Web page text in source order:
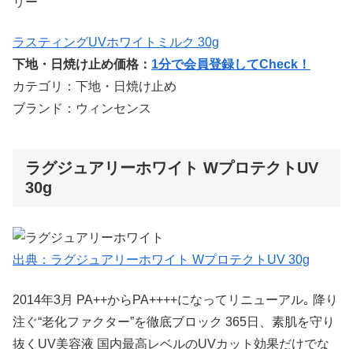
ラスティングUVホワイトミルク 30g
下地・日焼け止め価格： 1分で会員登録してCheck！
カテゴリ：下地・日焼け止め
ブランド：ウィンセンス
ラグジュアリーホワイト WプロテクトUV
30g
出典：ラグジュアリーホワイト WプロテクトUV 30g
2014年3月 PA++からPA++++になってリニューアル｡ 降り
注ぐ“老化ファクター”を徹底ブロック 365日、素肌を守り
抜くUV美容液 国内最高レベルのUVカット効果だけでな